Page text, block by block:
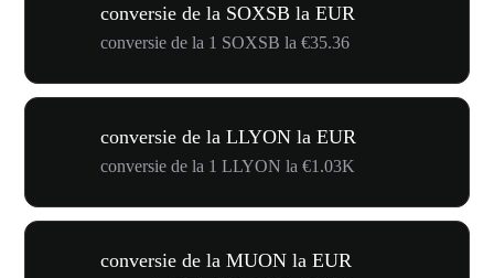
conversie de la SOXSB la EUR
conversie de la 1 SOXSB la €35.36
conversie de la LLYON la EUR
conversie de la 1 LLYON la €1.03K
conversie de la MUON la EUR